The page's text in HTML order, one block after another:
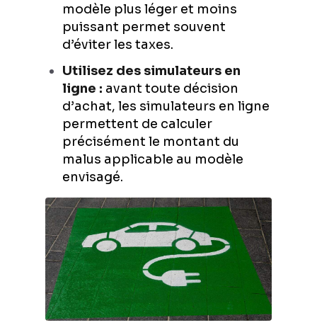
modèle plus léger et moins
puissant permet souvent
d’éviter les taxes.
Utilisez des simulateurs en
ligne : avant toute décision
d’achat, les simulateurs en ligne
permettent de calculer
précisément le montant du
malus applicable au modèle
envisagé.